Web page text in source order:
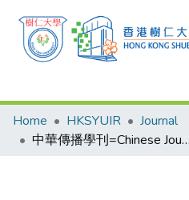
Research Outputs
Researchers
Home HKSYUIR
Journal
中華傳播學刊=Chinese Journal of Communication Research